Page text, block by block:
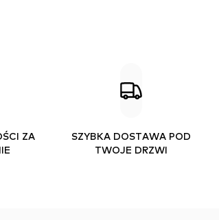
ZA
SZYBKA DOSTAWA POD
TWOJE DRZWI